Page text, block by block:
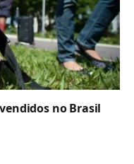
no Brasil